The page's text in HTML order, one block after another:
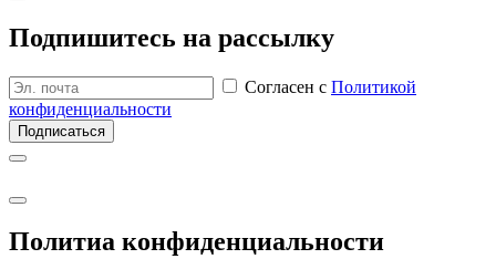
Подпишитесь на рассылку
Согласен с Политикой
конфиденциальности
Подписаться
Политиа кон­фиден­циаль­ности